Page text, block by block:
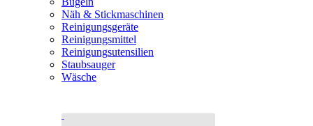
Näh & Stickmaschinen
Reinigungsgeräte
Reinigungsmittel
Reinigungsutensilien
Staubsauger
Wäsche